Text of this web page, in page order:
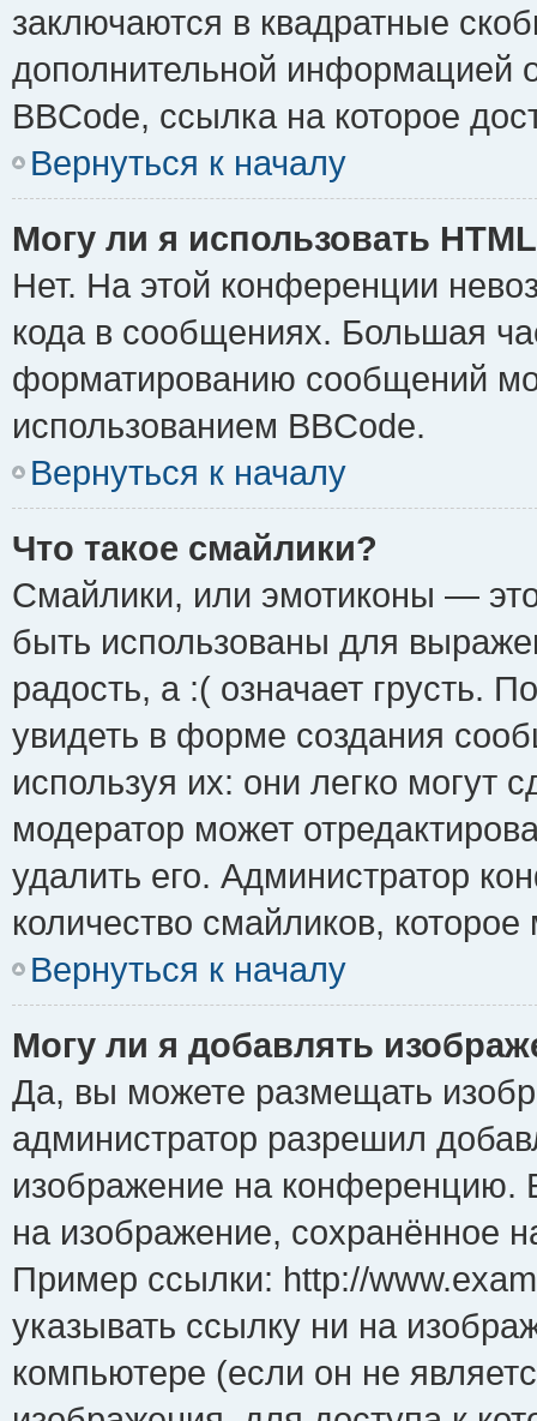
заключаются в квадратные
дополнительной информацией
BBCode, ссылка на которое
Вернуться к началу
Могу ли я использовать
Нет. На этой конференции
кода в сообщениях. Большая
форматированию сообщений
использованием BBCode.
Вернуться к началу
Что такое смайлики?
Смайлики, или эмотиконы —
быть использованы для
радость, а :( означает грусть.
увидеть в форме создания
используя их: они легко могут
модератор может
удалить его. Администратор
количество смайликов,
Вернуться к началу
Могу ли я добавлять
Да, вы можете размещать
администратор разрешил
изображение на конференцию.
на изображение, сохранённое
Пример ссылки: http://
указывать ссылку ни на
компьютере (если он не